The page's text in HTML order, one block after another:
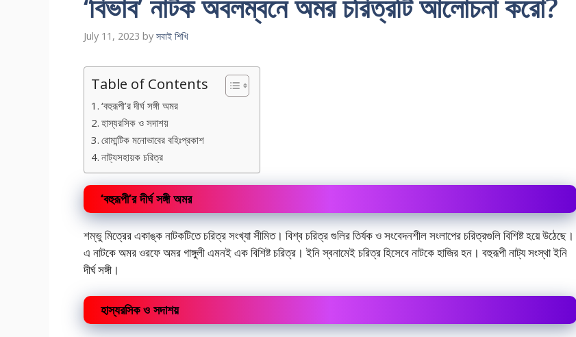
July 11, 2023 by সবাই শিখি
Table of Contents
‘বহুরূপী’র দীর্ঘ সঙ্গী অমর
হাস্যরসিক ও সদাশয়
রোমান্টিক মনোভাবের বহিঃপ্রকাশ
নাট্যসহায়ক চরিত্র
‘বহুরূপী’র দীর্ঘ সঙ্গী অমর
শম্ভু মিত্রের একাঙ্ক নাটকটিতে চরিত্র সংখ্যা সীমিত। বিশ্ব চরিত্র গুলির তির্যক ও সংবেদনশীল সংলাপের চরিত্রগুলি বিশিষ্ট হয়ে উঠেছে।
এ নাটকে অমর ওরফে অমর গাঙ্গুলী এমনই এক বিশিষ্ট চরিত্র। ইনি স্বনামেই চরিত্র হিসেবে নাটকে হাজির হন। বহুরূপী নাট্য সংস্থা ইনি
দীর্ঘ সঙ্গী।
হাস্যরসিক ও সদাশয়